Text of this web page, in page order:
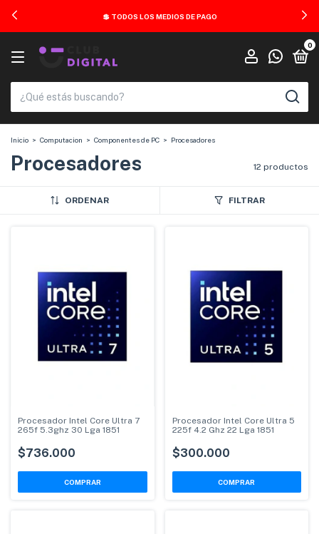
💲 TODOS LOS MEDIOS DE PAGO
0
Inicio > Computacion > Componentes de PC > Procesadores
Procesadores 12 productos
ORDENAR FILTRAR
Procesador Intel Core Ultra 7
265f 5.3ghz 30 Lga 1851
$736.000
Procesador Intel Core Ultra 5
225f 4.2 Ghz 22 Lga 1851
$300.000